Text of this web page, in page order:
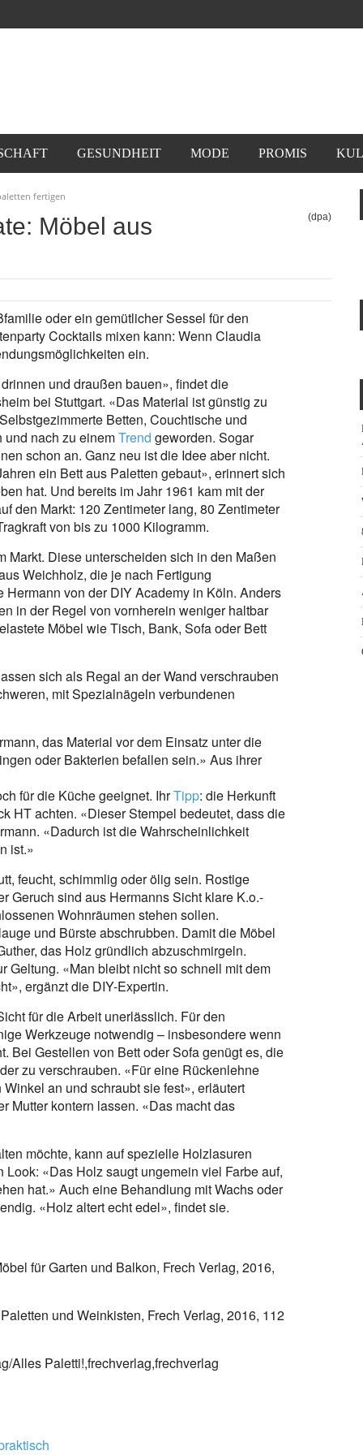
GESUNDHEIT MODE PROMIS
fertigen
Möbel aus (dpa)
oder ein gemütlicher Sessel für den
Cocktails mixen kann: Wenn Claudia
ein.
und draußen bauen», findet die
bei Stuttgart. «Das Material ist günstig zu
Betten, Couchtische und
nach zu einemTrend geworden. Sogar
schon an. Ganz neu ist die Idee aber nicht.
ein Bett aus Paletten gebaut», erinnert sich
hat. Und bereits im Jahr 1961 kam mit der
den Markt: 120 Zentimeter lang, 80 Zentimeter
von bis zu 1000 Kilogramm.
Diese unterscheiden sich in den Maßen
Weichholz, die je nach Fertigung
von der DIY Academy in Köln. Anders
in der Regel von vornherein weniger haltbar
Möbel wie Tisch, Bank, Sofa oder Bett
sich als Regal an der Wand verschrauben
mit Spezialnägeln verbundenen
das Material vor dem Einsatz unter die
oder Bakterien befallen sein.» Aus ihrer
für die Küche geeignet. IhrTipp: die Herkunft
HT achten. «Dieser Stempel bedeutet, dass die
«Dadurch ist die Wahrscheinlichkeit
ist.»
feucht, schimmlig oder ölig sein. Rostige
Geruch sind aus Hermanns Sicht klare K.o.-
Wohnräumen stehen sollen.
und Bürste abschrubben. Damit die Möbel
das Holz gründlich abzuschmirgeln.
Geltung. «Man bleibt nicht so schnell mit dem
ergänzt die DIY-Expertin.
für die Arbeit unerlässlich. Für den
Werkzeuge notwendig – insbesondere wenn
Bei Gestellen von Bett oder Sofa genügt es, die
zu verschrauben. «Für eine Rückenlehne
an und schraubt sie fest», erläutert
Mutter kontern lassen. «Das macht das
möchte, kann auf spezielle Holzlasuren
«Das Holz saugt ungemein viel Farbe auf,
hat.» Auch eine Behandlung mit Wachs oder
«Holz altert echt edel», findet sie.
für Garten und Balkon, Frech Verlag, 2016,
und Weinkisten, Frech Verlag, 2016, 112
Alles Paletti!,frechverlag,frechverlag